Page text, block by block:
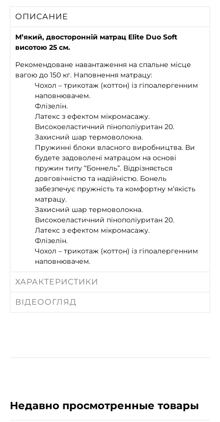
ОПИСАНИЕ
М’який, двосторонній матрац Elite Duo Soft
висотою 25 см.
Рекомендоване навантаження на спальне місце
вагою до 150 кг. Наповнення матрацу:
Чохол – трикотаж (коттон) із гіпоалергенним
наповнювачем.
Флізелін.
Латекс з ефектом мікромасажу.
Високоеластичний пінополіуритан 20.
Захисний шар термоволокна.
Пружинні блоки власного виробництва. Ви
будете задоволені матрацом на основі
пружин типу “Боннель”. Відрізняється
довговічністю та надійністю. Бонель
забезпечує пружність та комфортну м’якість
матрацу.
Захисний шар термоволокна.
Високоеластичний пінополіуритан 20.
Латекс з ефектом мікромасажу.
Флізелін.
Чохол – трикотаж (коттон) із гіпоалергенним
наповнювачем.
ХАРАКТЕРИСТИКИ
ВІДЕООГЛЯД
Недавно просмотренные товары